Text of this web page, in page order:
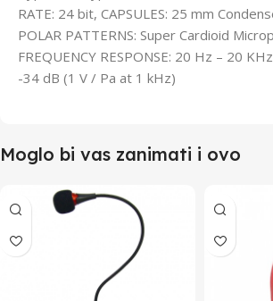
RATE: 24 bit, CAPSULES: 25 mm
POLAR PATTERNS: Super Cardioid
FREQUENCY RESPONSE: 20 Hz – 20
-34 dB (1 V / Pa at 1 kHz)
Moglo bi vas zanimati i ovo